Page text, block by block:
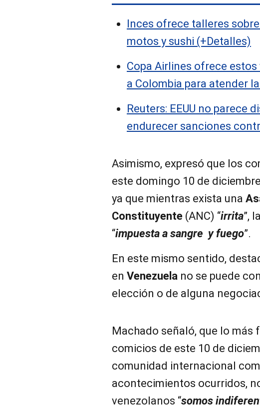
Inces ofrece talleres
motos y sushi (+Detalles)
Copa Airlines ofrece
a Colombia para atender
Reuters: EEUU no parece
endurecer sanciones
Asimismo, expresó que los
este domingo 10 de
ya que mientras exista una
Constituyente (ANC) “irrita”,
“impuesta a sangre y fuego”.
En este mismo sentido,
en Venezuela no se puede
elección o de alguna
Machado señaló, que lo más
comicios de este 10 de
comunidad internacional
acontecimientos ocurridos,
venezolanos “somos